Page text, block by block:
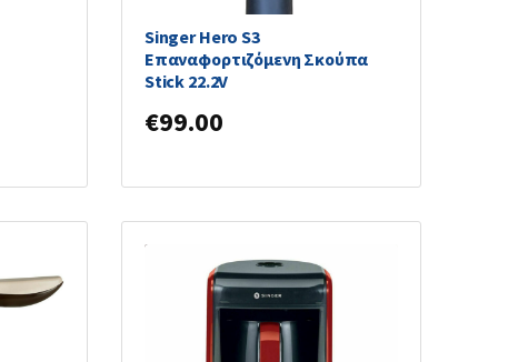
Singer Hero S3
Επαναφορτιζόμενη Σκούπα
Stick 22.2V
€99.00